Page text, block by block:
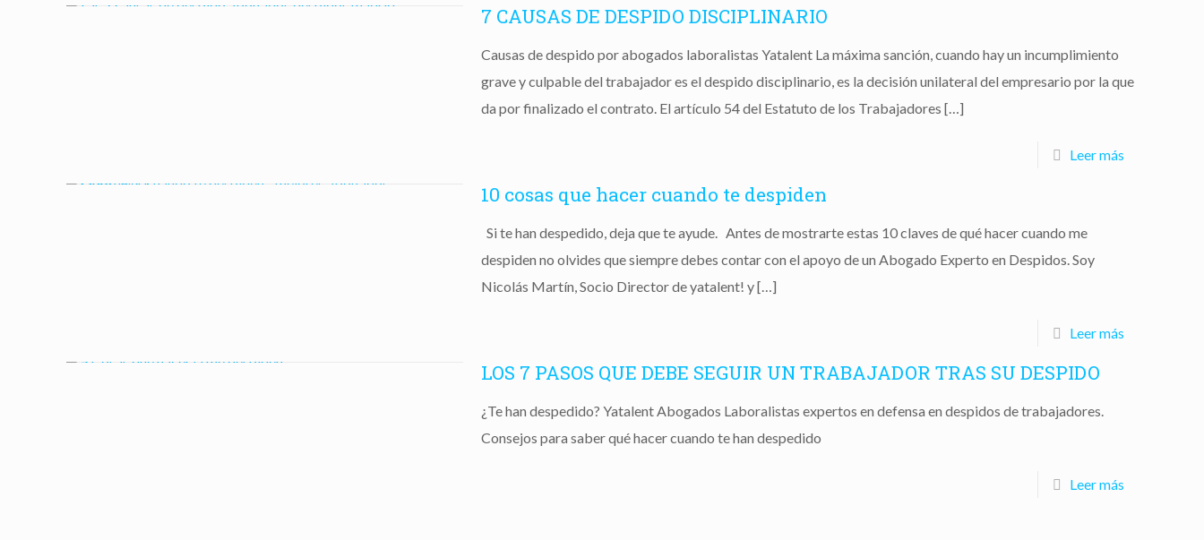
7 CAUSAS DE DESPIDO DISCIPLINARIO
Causas de despido por abogados laboralistas Yatalent La máxima sanción, cuando hay un incumplimiento
grave y culpable del trabajador es el despido disciplinario, es la decisión unilateral del empresario por la que
da por finalizado el contrato. El artículo 54 del Estatuto de los Trabajadores […]
Leer más
10 cosas que hacer cuando te despiden
Si te han despedido, deja que te ayude. Antes de mostrarte estas 10 claves de qué hacer cuando me
despiden no olvides que siempre debes contar con el apoyo de un Abogado Experto en Despidos. Soy
Nicolás Martín, Socio Director de yatalent! y[…]
Leer más
LOS 7 PASOS QUE DEBE SEGUIR UN TRABAJADOR TRAS SU DESPIDO
¿Te han despedido? Yatalent Abogados Laboralistas expertos en defensa en despidos de trabajadores.
Consejos para saber qué hacer cuando te han despedido
Leer más